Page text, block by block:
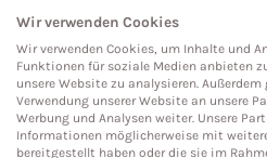
33604
Social
Wir verwenden Cookies
Wir verwenden Cookies, um Inhalte und
Funktionen für soziale Medien anbieten
unsere Website zu analysieren.
Verwendung unserer Website an unsere
Werbung und Analysen weiter. Unsere
Informationen möglicherweise mit
bereitgestellt haben oder die sie im